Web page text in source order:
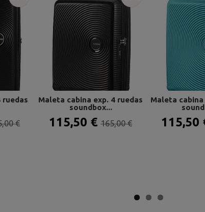
ruedas
€
Maleta cabina exp. 4 ruedas
soundbox...
115,50 €165,00 €
Maleta cabina
115,50